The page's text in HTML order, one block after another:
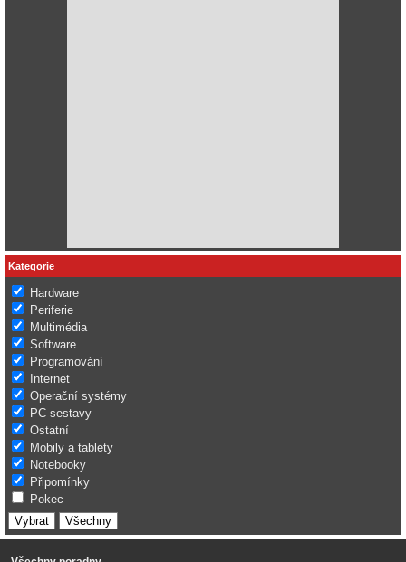
Kategorie
Hardware
Periferie
Multimédia
Software
Programování
Internet
Operační systémy
PC sestavy
Ostatní
Mobily a tablety
Notebooky
Připomínky
Pokec